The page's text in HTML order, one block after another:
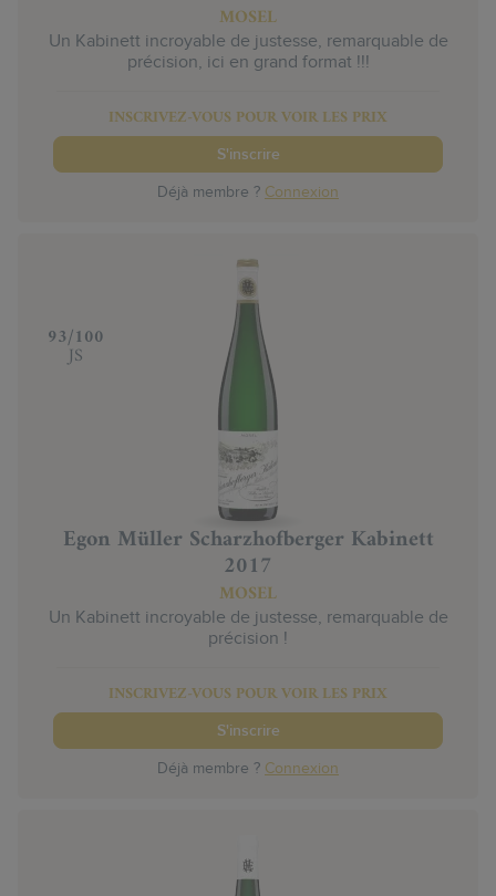
MOSEL
Un Kabinett incroyable de justesse, remarquable de
précision, ici en grand format !!!
INSCRIVEZ-VOUS POUR VOIR LES PRIX
S'inscrire
Déjà membre ? Connexion
‍93/100
JS
Egon Müller Scharzhofberger Kabinett
2017
MOSEL
Un Kabinett incroyable de justesse, remarquable de
précision !
INSCRIVEZ-VOUS POUR VOIR LES PRIX
S'inscrire
Déjà membre ? Connexion